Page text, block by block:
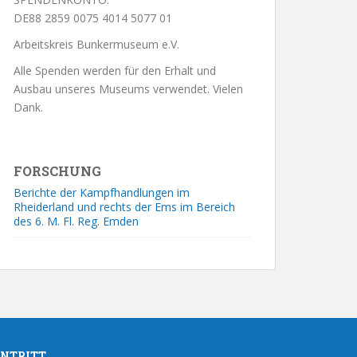
DE88 2859 0075 4014 5077 01
Arbeitskreis Bunkermuseum e.V.
Alle Spenden werden für den Erhalt und
Ausbau unseres Museums verwendet. Vielen
Dank.
FORSCHUNG
Berichte der Kampfhandlungen im
Rheiderland und rechts der Ems im Bereich
des 6. M. Fl. Reg. Emden